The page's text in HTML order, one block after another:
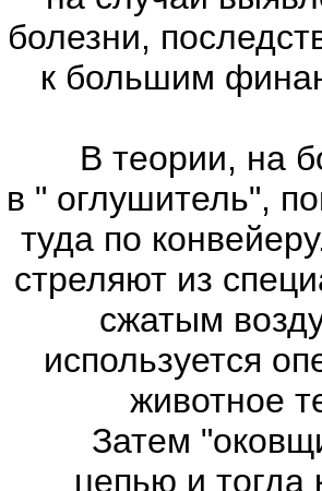
болезни,
к большим
В теории, на
в " оглушитель",
туда по
стреляют из
сжатым
используется
животное
Затем
цепью и тогда